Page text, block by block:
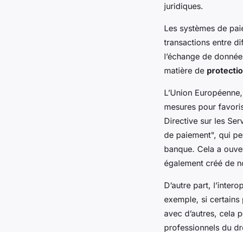
juridiques.
Les systèmes de
transactions entre
l’échange de
matière de
L’Union
mesures pour
Directive sur les
de paiement", qui
banque. Cela a
également créé de
D’autre part,
exemple, si
avec d’autres, cela
professionnels du